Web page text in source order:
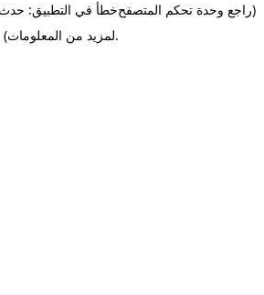
خطأ في التطبيق: حدث(راجع وحدة تحكم المتصفح
لمزيد من المعلومات).